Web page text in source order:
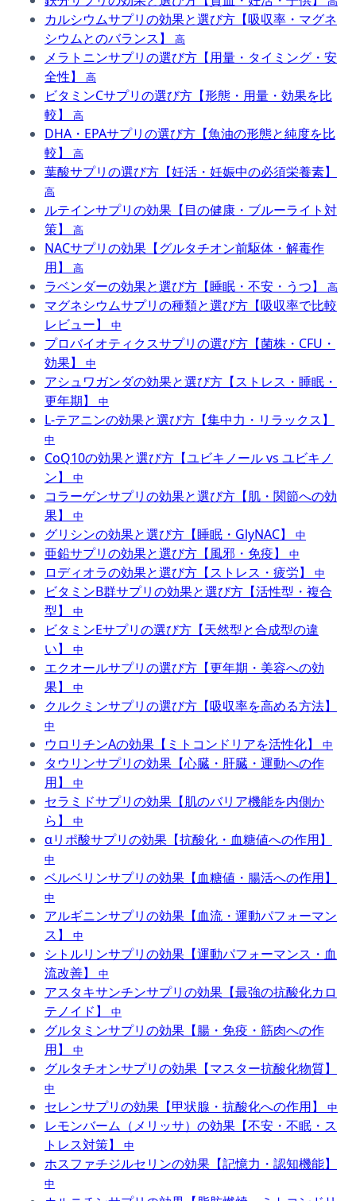
カルシウムサプリの効果と選び方【吸収率・マグネ
シウムとのバランス】
高
メラトニンサプリの選び方【用量・タイミング・安
全性】
高
ビタミンCサプリの選び方【形態・用量・効果を比
較】
高
DHA・EPAサプリの選び方【魚油の形態と純度を比
較】
高
葉酸サプリの選び方【妊活・妊娠中の必須栄養素】
高
ルテインサプリの効果【目の健康・ブルーライト対
策】
高
NACサプリの効果【グルタチオン前駆体・解毒作
用】
高
ラベンダーの効果と選び方【睡眠・不安・うつ】 高
マグネシウムサプリの種類と選び方【吸収率で比較
レビュー】
中
プロバイオティクスサプリの選び方【菌株・CFU・
効果】
中
アシュワガンダの効果と選び方【ストレス・睡眠・
更年期】
中
L-テアニンの効果と選び方【集中力・リラックス】
中
CoQ10の効果と選び方【ユビキノール vs ユビキノ
ン】
中
コラーゲンサプリの効果と選び方【肌・関節への効
果】
中
グリシンの効果と選び方【睡眠・GlyNAC】 中
亜鉛サプリの効果と選び方【風邪・免疫】 中
ロディオラの効果と選び方【ストレス・疲労】 中
ビタミンB群サプリの効果と選び方【活性型・複合
型】
中
ビタミンEサプリの選び方【天然型と合成型の違
い】
中
エクオールサプリの選び方【更年期・美容への効
果】
中
クルクミンサプリの選び方【吸収率を高める方法】
中
ウロリチンAの効果【ミトコンドリアを活性化】 中
タウリンサプリの効果【心臓・肝臓・運動への作
用】
中
セラミドサプリの効果【肌のバリア機能を内側か
ら】
中
αリポ酸サプリの効果【抗酸化・血糖値への作用】
中
ベルベリンサプリの効果【血糖値・腸活への作用】
中
アルギニンサプリの効果【血流・運動パフォーマン
ス】
中
シトルリンサプリの効果【運動パフォーマンス・血
流改善】
中
アスタキサンチンサプリの効果【最強の抗酸化カロ
テノイド】
中
グルタミンサプリの効果【腸・免疫・筋肉への作
用】
中
グルタチオンサプリの効果【マスター抗酸化物質】
中
セレンサプリの効果【甲状腺・抗酸化への作用】 中
レモンバーム（メリッサ）の効果【不安・不眠・ス
トレス対策】
中
ホスファチジルセリンの効果【記憶力・認知機能】
中